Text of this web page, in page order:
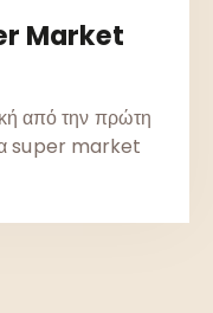
Market
από την πρώτη
super market